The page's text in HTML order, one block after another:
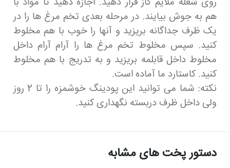
هم به جوش بیایند. در مرحله بعدی تخم مرغ ها را در
یک ظرف جداگانه بریزید و آنها را خوب با هم مخلوط
کنید. سپس مخلوط تخم مرغ ها را آرام آرام داخل
مخلوط داخل قابلمه بریزید و به تدریج با هم مخلوط
کنید. کاستارد ما آماده است.
نکته: شما می توانید این پودینگ خوشمزه را تا 2 روز
ولی داخل ظرف دربسته نگهداری کنید.
دستور پخت های مشابه